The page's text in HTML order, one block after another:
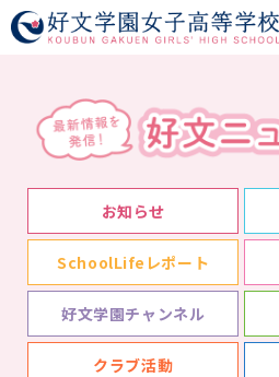
お知らせ
SchoolLifeレポート
好文学園チャンネル
クラブ活動